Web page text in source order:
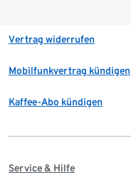
Vertrag widerrufen
Mobilfunkvertrag kündigen
Kaffee-Abo kündigen
Service & Hilfe